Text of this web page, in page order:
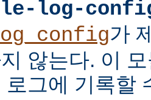
log-
가
않는다. 이
로그에 기록할